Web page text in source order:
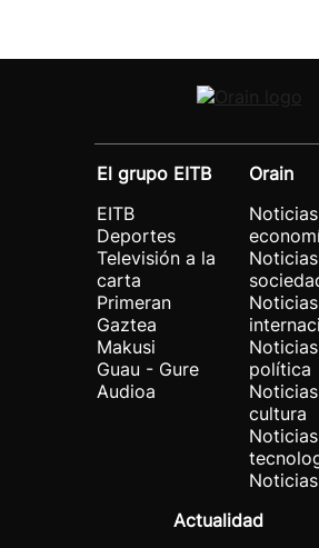
El grupo EITB
EITB
Deportes
Televisión a la
carta
Primeran
Gaztea
Makusi
Guau - Gure
Audioa
Orain
Noticias
política
cultura
Actualidad